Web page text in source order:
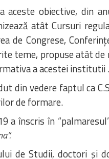
aceste obiective, din
atât Cursuri
de Congrese,
teme, propuse atât
a acestei institutii .
din vedere faptul ca
de formare.
a înscris în
de Studii, doctori și